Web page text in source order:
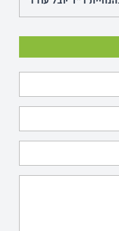
בתל-אביב
באוניברסיטת
מיינדפולנס
יובל עודד
ללימוד ויסות רגשי
הוכשרו עשרות